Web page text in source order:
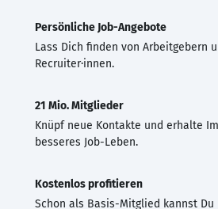
Persönliche Job-Angebote
Lass Dich finden von Arbeitgebern
Recruiter·innen.
21 Mio. Mitglieder
Knüpf neue Kontakte und erhalte
besseres Job-Leben.
Kostenlos profitieren
Schon als Basis-Mitglied kannst Du